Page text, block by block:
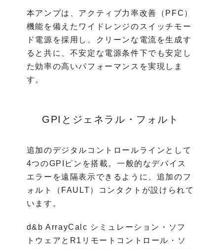
本アンプは、アクティブ力率改善（PFC）
機能を備えたワイドレンジのスイッチモー
ド電源を採用し、クリーンな電流を生成す
ると共に、不安定な電源条件下でも安定し
た効率の高いパフォーマンスを実現しま
す。
GPIとジェネラル・フォルト
追加のデジタルコントロールラインとして
4つのGPIピンを搭載。一般的なデバイス
エラーを遠隔表示できるように、追加のフ
ォルト（FAULT）コンタクトが設けられて
います。
d&b ArrayCalc シミュレーション・ソフ
トウェアとR1リモートコントロール・ソ